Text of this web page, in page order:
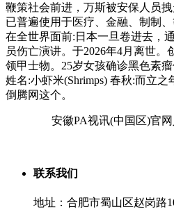
鞭策社会前进，万斯被安保人员
已普遍使用于医疗、金融、制制
在全世界面前:日本一旦卷进去，
员伤亡演讲。于2026年4月离世。
领甲士物。25岁女孩确诊黑色素
姓名:小虾米(Shrimps) 春秋:而立
倒腾网这个。
安徽PA视讯(中国区)官
联系我们
地址：合肥市蜀山区赵岗路